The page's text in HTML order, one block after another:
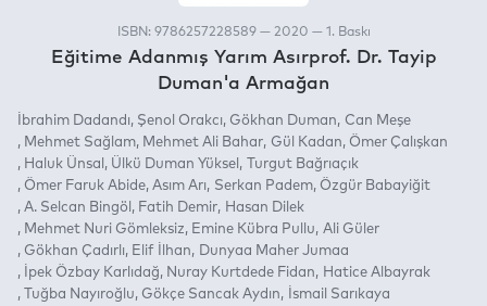
ISBN: 9786257228589 — 2020 — 1. Baskı
Eğitime Adanmış Yarım Asırprof. Dr. Tayip
Duman'a Armağan
İbrahim Dadandı Şenol Orakcı Gökhan Duman
Can Meşe
Mehmet Sağlam
Mehmet Ali Bahar Gül Kadan
Ömer Çalışkan
Haluk Ünsal
Ülkü Duman Yüksel
Turgut Bağrıaçık
Ömer Faruk Abide Asım Arı Serkan Padem Özgür Babayiğit
A. Selcan Bingöl
Fatih Demir
Hasan Dilek
Mehmet Nuri Gömleksiz
Emine Kübra Pullu
Ali Güler
Gökhan Çadırlı
Elif İlhan
Dunyaa Maher Jumaa
İpek Özbay Karlıdağ
Nuray Kurtdede Fidan
Hatice Albayrak
Tuğba Nayıroğlu
Gökçe Sancak Aydın
İsmail Sarıkaya